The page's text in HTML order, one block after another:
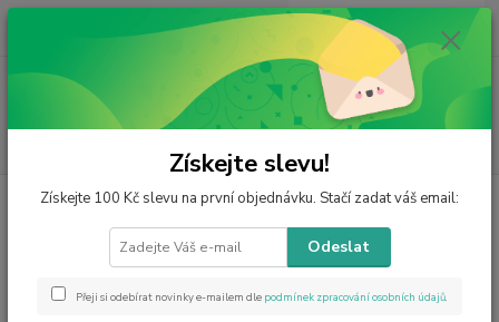
ks
0 Kč
Úvod Minerály podle znamení Střelec (23.11. - 21.12.)
Orgonitová
Orgonitová pyramida pro
znamení zvěrokruhu STŘELEC
Získejte slevu!
Získejte 100 Kč slevu na první objednávku. Stačí zadat váš email:
Odeslat
Přeji si odebírat novinky e-mailem dle podmínek zpracování osobních údajů.